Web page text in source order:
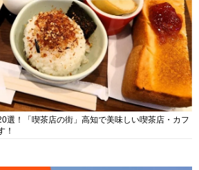
選！「喫茶店の街」高知で美味しい喫茶店・カフ
！